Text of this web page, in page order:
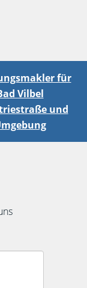
für
Vilbel
und